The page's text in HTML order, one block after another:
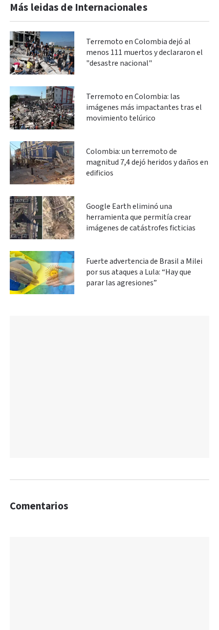
Más leidas de Internacionales
Terremoto en Colombia dejó al
menos 111 muertos y declararon el
"desastre nacional"
Terremoto en Colombia: las
imágenes más impactantes tras el
movimiento telúrico
Colombia: un terremoto de
magnitud 7,4 dejó heridos y daños en
edificios
Google Earth eliminó una
herramienta que permitía crear
imágenes de catástrofes ficticias
Fuerte advertencia de Brasil a Milei
por sus ataques a Lula: “Hay que
parar las agresiones”
Comentarios